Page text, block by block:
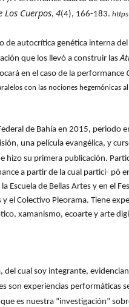
Los Cuerpos, 4(4), 166-183.
de autocrítica genética interna del
que los llevó a construir las
en el caso de la performance
con las nociones hegemónicas
de Bahía en 2015, periodo
una película evangélica, y
hizo su primera publicación.
a partir de la cual partici- pó
de Bellas Artes y en el
Colectivo Pleorama. Tiene
xamanismo, ecoarte y arte
del cual soy integrante,
son experiencias performáticas
que es nuestra “investigación”